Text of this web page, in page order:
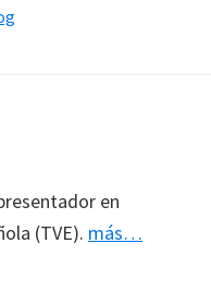
en
(TVE). más…